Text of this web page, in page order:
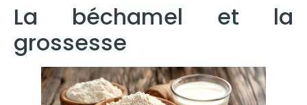
La béchamel et la
grossesse